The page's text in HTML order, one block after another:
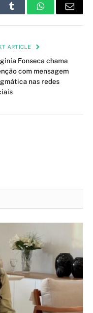
Tumblr WhatsAppEmail
ARTICLE
Fonseca chama
com mensagem
nas redes